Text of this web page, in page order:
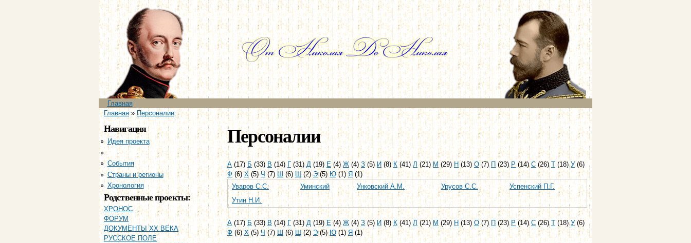
Перейти к
основному
содержанию
Главное меню
Главная
Вы здесь
Главная» Персоналии
Навигация
Идея проекта
Персоналии
События
Страны и регионы
Хронология
Родственные проекты:
ХРОНОС
ФОРУМ
ДОКУМЕНТЫ XX ВЕКА
РУССКОЕ ПОЛЕ
Персоналии
А(17)Б(33)В(14)Г(31)Д (19)Е (4)Ж(4)З(5) И(8)К(41)Л(21)М(29)Н(13)О(7)П (23)Р (14)С (26)Т (18)У(6)
Ф (6)Х (5)Ч(7) Ш(6) Щ(2)Э(5)Ю (1)Я (1)
Уваров С.С.
Уминский Унковский А.М. Урусов С.С.
Успенский П.Г.
Утин Н.И.
А(17)Б(33)В(14)Г(31)Д (19)Е (4)Ж(4)З(5) И(8)К(41)Л(21)М(29)Н(13)О(7)П (23)Р (14)С (26)Т (18)У(6)
Ф (6)Х (5)Ч(7) Ш(6) Щ(2)Э(5)Ю (1)Я (1)